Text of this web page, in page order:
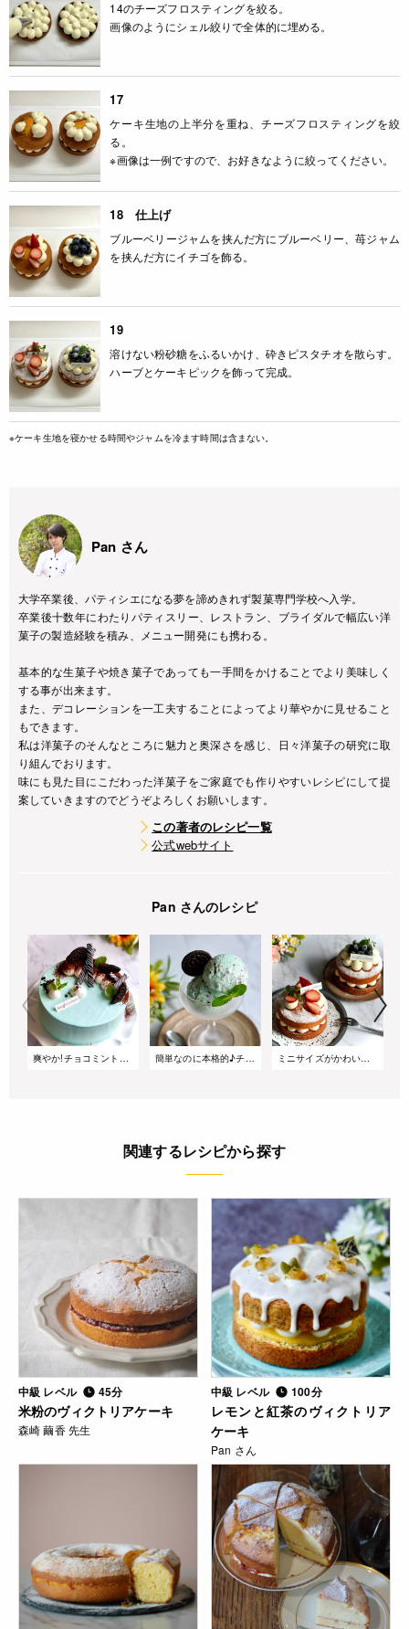
14のチーズフロスティングを絞る。
画像のようにシェル絞りで全体的に埋める。
17
ケーキ生地の上半分を重ね、チーズフロスティングを絞
る。
※画像は一例ですので、お好きなように絞ってください。
18 仕上げ
ブルーベリージャムを挟んだ方にブルーベリー、苺ジャム
を挟んだ方にイチゴを飾る。
19
溶けない粉砂糖をふるいかけ、砕きピスタチオを散らす。
ハーブとケーキピックを飾って完成。
※ケーキ生地を寝かせる時間やジャムを冷ます時間は含まない。
Pan さん
大学卒業後、パティシエになる夢を諦めきれず製菓専門学校へ入学。
卒業後十数年にわたりパティスリー、レストラン、ブライダルで幅広い洋
菓子の製造経験を積み、メニュー開発にも携わる。
基本的な生菓子や焼き菓子であっても一手間をかけることでより美味しく
する事が出来ます。
また、デコレーションを一工夫することによってより華やかに見せること
もできます。
私は洋菓子のそんなところに魅力と奥深さを感じ、日々洋菓子の研究に取
り組んでおります。
味にも見た目にこだわった洋菓子をご家庭でも作りやすいレシピにして提
案していきますのでどうぞよろしくお願いします。
この著者のレシピ一覧
公式webサイト
Pan さんのレシピ
爽やか!チョコミントのショートケーキ 簡単なのに本格的♪チョコミントアイス ミニサイズがかわいい。苺とブルーベリーのヴィクトリアケーキ
関連するレシピから探す
中級 レベル 45分
米粉のヴィクトリアケーキ
森崎 繭香 先生
中級 レベル 100分
レモンと紅茶のヴィクトリア
ケーキ
Pan さん